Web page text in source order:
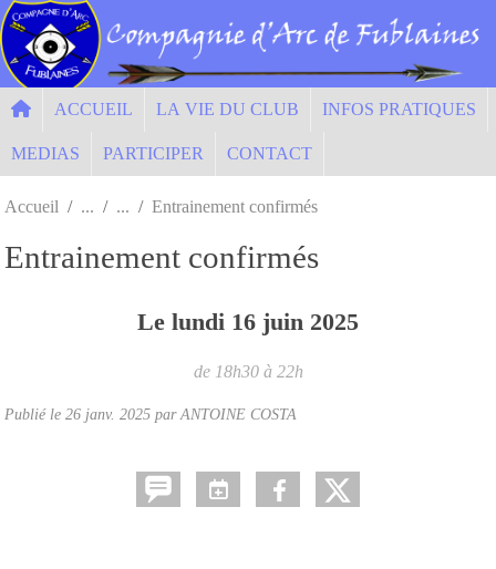
ACCUEIL LA VIE DU CLUB INFOS PRATIQUES
MEDIAS PARTICIPER CONTACT
Accueil Entrainement confirmés
Entrainement confirmés
Le lundi 16 juin 2025
de 18h30 à 22h
Publié le 26 janv. 2025 par ANTOINE COSTA
Panneau de gestion des cookies